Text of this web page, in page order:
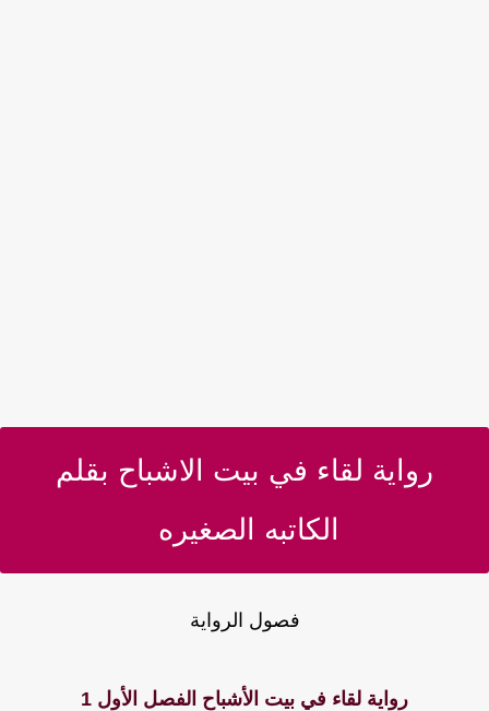
رواية لقاء في بيت الاشباح بقلم
الكاتبه الصغيره
فصول الرواية
رواية لقاء في بيت الأشباح الفصل الأول 1